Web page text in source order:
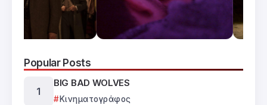
Popular Posts
BIG BAD WOLVES
Κινηματογράφος